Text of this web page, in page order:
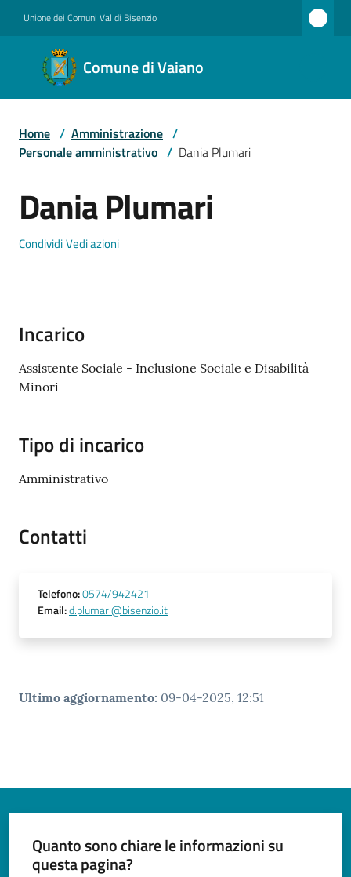
Unione dei Comuni Val di Bisenzio
Comune di Vaiano
Comune
di
Vaiano
e
dati
Home / Amministrazione /
Personale amministrativo / Dania Plumari
Salta al contenuto
Dania Plumari
CondividiVedi azioni
Incarico
Assistente Sociale - Inclusione Sociale e Disabilità
Minori
Tipo di incarico
Amministrativo
Contatti
Telefono:0574/942421
Email:d.plumari@bisenzio.it
Ultimo aggiornamento: 09-04-2025, 12:51
Quanto sono chiare le informazioni su
questa pagina?